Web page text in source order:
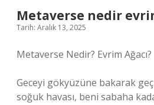
Metaverse nedir
Tarih: Aralık 13, 2025
Metaverse Nedir? Evrim Ağacı?
Geceyi gökyüzüne bakarak
soğuk havası, beni sabaha